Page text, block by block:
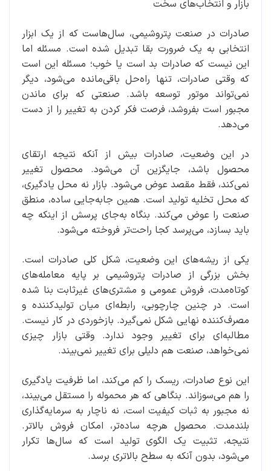
‌بازار و انتخاب‌های سخت
صادرات در صنعت پتروشیمی، سال‌هاست که از یک ابزار
انتخابی به یک ضرورت بقا تبدیل شده است. مسئله اما
این نیست که صادرات بد است یا خوب؛ مسئله این است
که وقتی صادرات، تنها راه‌حل باقی‌مانده می‌شود، دیگر
نمی‌تواند موتور توسعه باشد. صنعتی که برای ماندن
مجبور است بفروشد، فرصت فکر کردن به تغییر را از دست
می‌دهد.
در این وضعیت، صادرات بیش از آنکه نتیجه ارتقای
محصول باشد، جایگزین آن می‌شود. محصول تغییر
نمی‌کند، فقط مقصد عوض می‌شود. بازار نه محل یادگیری،
که محل تخلیه تولید است. همین جابه‌جایی ساده، منطق
صنعت را عوض می‌کند. بنگاه به‌جای پرسش از اینکه چه
باید بسازد، می‌پرسد کجا راحت‌تر فروخته می‌شود.
یکی از ریشه‌های این وضعیت، شکل کلی صادرات است.
بخش بزرگی از صادرات پتروشیمی بر پایه معامله‌های
کوتاه‌مدت، فروش عمومی و مشتری‌های غیرثابت بنا شده
است. در چنین چارچوبی، رابطه‌ای میان تولیدکننده و
مصرف‌کننده نهایی شکل نمی‌گیرد. بازخوردی در کار نیست.
مطالبه‌ای برای تغییر وجود ندارد. وقتی بازار چیزی
نمی‌خواهد، صنعت هم دلیلی برای تغییر نمی‌بیند.
این نوع صادرات، ریسک را کم می‌کند، اما ظرفیت یادگیری
را هم می‌سوزاند. بنگاهی که هر محموله را مستقل می‌بیند،
نه مجبور به ثبات کیفیت است، نه ناچار به سرمایه‌گذاری
بلندمدت. محصول هرچه ساده‌تر، امکان فروش بالاتر.
نتیجه، تثبیت یک الگوی تولید است که سال‌ها تکرار
می‌شود، بدون آنکه به سطح بالاتری برسد.